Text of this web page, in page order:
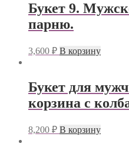
Букет 9.
парню.
3,600 ₽ В корзину
Букет для
корзина с
8,200 ₽ В корзину